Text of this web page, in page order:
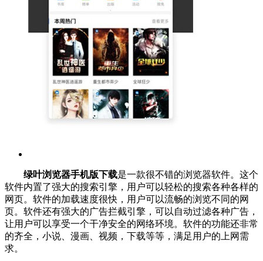
绿叶浏览器手机版下载是一款很不错的浏览器软件。这个
软件内置了强大的搜索引擎，用户可以轻松的搜索各种各样的
网页。软件的加载速度很快，用户可以流畅的浏览不同的网
页。软件还有强大的广告拦截引擎，可以自动过滤各种广告，
让用户可以享受一个干净安全的网络环境。软件的功能还非常
的齐全，小说、漫画、视频，下载等等，满足用户的上网需
求。